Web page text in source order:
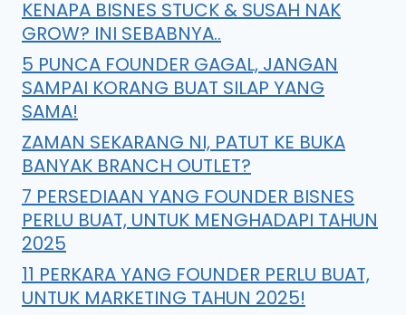
KENAPA BISNES STUCK & SUSAH NAK
GROW? INI SEBABNYA..
5 PUNCA FOUNDER GAGAL, JANGAN
SAMPAI KORANG BUAT SILAP YANG
SAMA!
ZAMAN SEKARANG NI, PATUT KE BUKA
BANYAK BRANCH OUTLET?
7 PERSEDIAAN YANG FOUNDER BISNES
PERLU BUAT, UNTUK MENGHADAPI TAHUN
2025
11 PERKARA YANG FOUNDER PERLU BUAT,
UNTUK MARKETING TAHUN 2025!